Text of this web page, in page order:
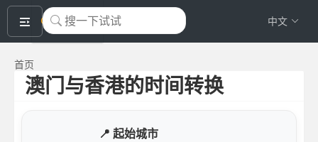
okeyTool 中文
首页
澳门与香港的时间转换
📍 起始城市